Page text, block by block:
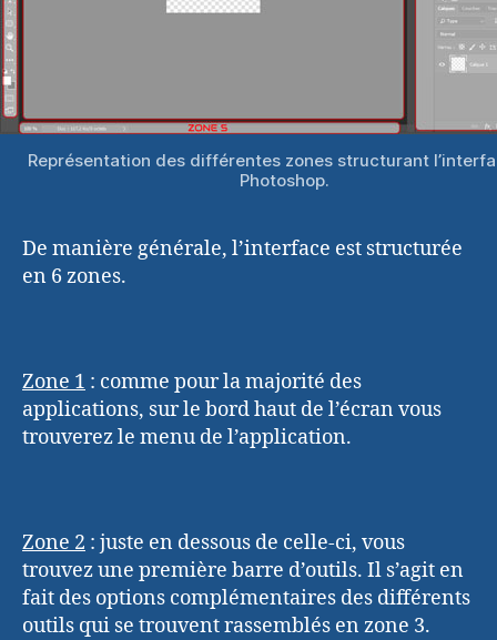
Représentation des différentes zones structurant
Photoshop.
De manière générale, l’interface est structurée
en 6 zones.
Zone 1 : comme pour la majorité des
applications, sur le bord haut de l’écran vous
trouverez le menu de l’application.
Zone 2 : juste en dessous de celle-ci, vous
trouvez une première barre d’outils. Il s’agit en
fait des options complémentaires des différents
outils qui se trouvent rassemblés en zone 3.